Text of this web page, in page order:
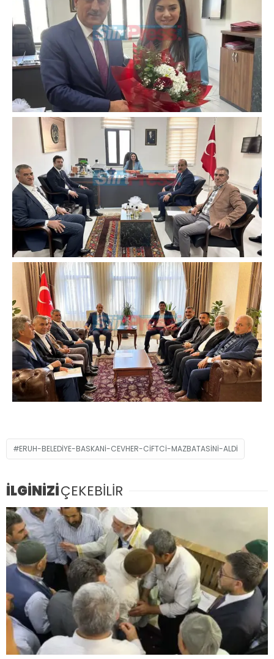
ERUH-BELEDIYE-BASKANI-CEVHER-CIFTCI-MAZBATASINI-ALDI
İLGİNİZİÇEKEBİLİR